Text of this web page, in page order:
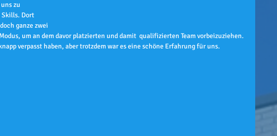
zu
Dort
ganze zwei
um an dem davor platzierten und damit  qualifizierten Team vorbeizuziehen.
verpasst haben, aber trotzdem war es eine schöne Erfahrung für uns.